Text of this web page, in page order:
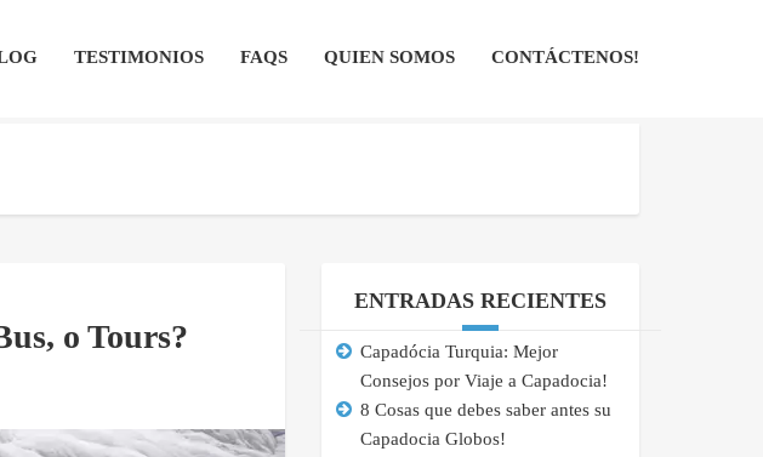
TESTIMONIOS FAQS QUIEN SOMOS CONTÁCTENOS!
o Tours?
ENTRADAS RECIENTES
Capadócia Turquia: Mejor
Consejos por Viaje a Capadocia!
8 Cosas que debes saber antes su
Capadocia Globos!